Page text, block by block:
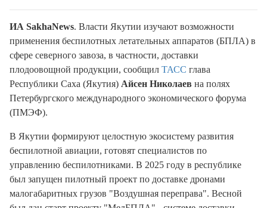
ИА SakhaNews. Власти Якутии изучают возможности
применения беспилотных летательных аппаратов (БПЛА) в
сфере северного завоза, в частности, доставки
плодоовощной продукции, сообщил ТАСС глава
Республики Саха (Якутия) Айсен Николаев на полях
Петербургского международного экономического форума
(ПМЭФ).
В Якутии формируют целостную экосистему развития
беспилотной авиации, готовят специалистов по
управлению беспилотниками. В 2025 году в республике
был запущен пилотный проект по доставке дронами
малогабаритных грузов "Воздушная переправа". Весной